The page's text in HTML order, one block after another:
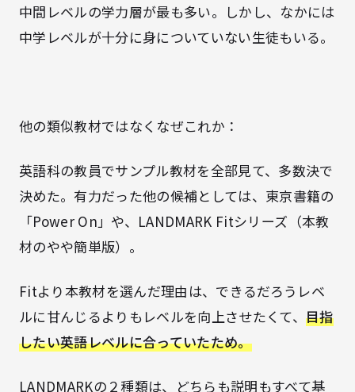
中間レベルの学力層が最も多い。しかし、なかには
中学レベルが十分に身についていない生徒もいる。
他の類似教材ではなくなぜこれか：
英語科の教員でサンプル教材を全部見て、多数決で
決めた。有力だった他の候補としては、東京書籍の
「Power On」や、LANDMARK Fitシリーズ（本教
材のやや簡単版）。
Fitより本教材を選んだ理由は、できるだろうレベ
ルに甘んじるよりもレベルを向上させたくて、目指
したい英語レベルに合っていたため。
LANDMARKの２種類は、どちらも説明もすべて基